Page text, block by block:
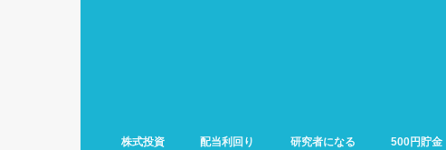
株式投資 配当利回り 研究者になる 500円貯金